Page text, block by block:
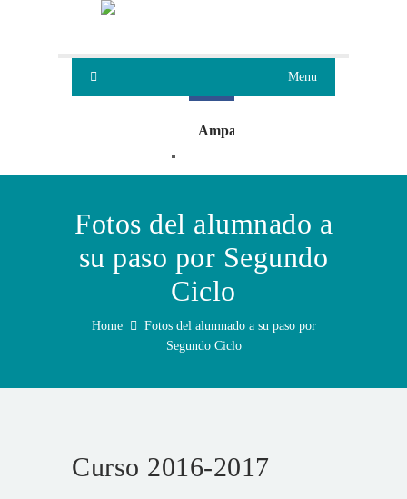
Menu
Ampa
Fotos del alumnado a
su paso por Segundo
Ciclo
Home
Fotos del alumnado a su paso por
Segundo Ciclo
Curso 2016-2017